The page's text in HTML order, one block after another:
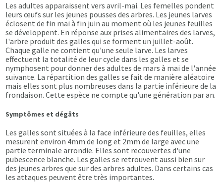
Les adultes apparaissent vers avril-mai. Les femelles pondent
leurs œufs sur les jeunes pousses des arbres. Les jeunes larves
éclosent de fin mai à fin juin au moment où les jeunes feuilles
se développent. En réponse aux prises alimentaires des larves,
l'arbre produit des galles qui se forment un juillet-août.
Chaque galle ne contient qu'une seule larve. Les larves
effectuent la totalité de leur cycle dans les galles et se
nymphosent pour donner des adultes de mars à mai de l'année
suivante. La répartition des galles se fait de manière aléatoire
mais elles sont plus nombreuses dans la partie inférieure de la
frondaison. Cette espèce ne compte qu'une génération par an.
Symptômes et dégâts
Les galles sont situées à la face inférieure des feuilles, elles
mesurent environ 4mm de long et 2mm de large avec une
partie terminale arrondie. Elles sont recouvertes d'une
pubescence blanche. Les galles se retrouvent aussi bien sur
des jeunes arbres que sur des arbres adultes. Dans certains cas
les attaques peuvent être très importantes.